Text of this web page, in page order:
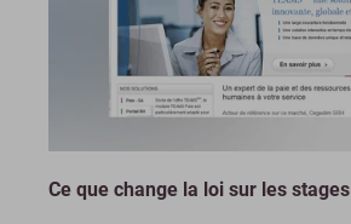
Ce que change la loi sur les stages